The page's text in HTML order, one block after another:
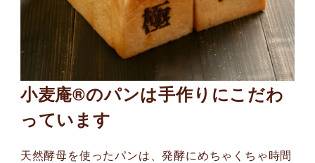
小麦庵®のパンは手作りにこだわ
っています
天然酵母を使ったパンは、発酵にめちゃくちゃ時間